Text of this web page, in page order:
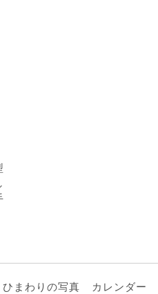
ひまわりの写真 カレンダー